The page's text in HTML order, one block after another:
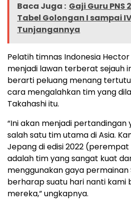
Baca Juga : Gaji Guru PNS
Tabel Golongan I sampai
Tunjangannya
Pelatih timnas Indonesia
menjadi lawan terberat sejauh
berarti peluang menang
cara mengalahkan tim yang
Takahashi itu.
“Ini akan menjadi pertandingan
salah satu tim utama di Asia.
Jepang di edisi 2022
adalah tim yang sangat kuat
menggunakan gaya permainan
berharap suatu hari nanti kami
mereka,” ungkapnya.